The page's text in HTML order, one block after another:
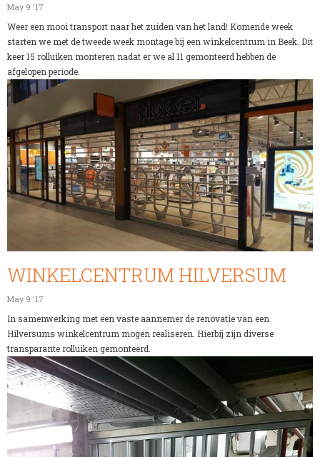
May 9 '17
Weer een mooi transport naar het zuiden van het land! Komende week
starten we met de tweede week montage bij een winkelcentrum in Beek. Dit
keer 15 rolluiken monteren nadat er we al 11 gemonteerd hebben de
afgelopen periode.
WINKELCENTRUM HILVERSUM
May 9 '17
In samenwerking met een vaste aannemer de renovatie van een
Hilversums winkelcentrum mogen realiseren. Hierbij zijn diverse
transparante rolluiken gemonteerd.